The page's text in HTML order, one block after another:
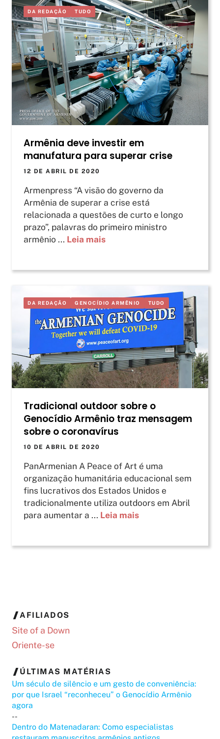
DA REDAÇÃO TUDO
Armênia deve investir em
manufatura para superar crise
12 DE ABRIL DE 2020
Armenpress “A visão do governo da
Armênia de superar a crise está
relacionada a questões de curto e longo
prazo”, palavras do primeiro ministro
armênio ... Leia mais
DA REDAÇÃO GENOCÍDIO ARMÊNIO TUDO
Tradicional outdoor sobre o
Genocídio Armênio traz mensagem
sobre o coronavírus
10 DE ABRIL DE 2020
PanArmenian A Peace of Art é uma
organização humanitária educacional sem
fins lucrativos dos Estados Unidos e
tradicionalmente utiliza outdoors em Abril
para aumentar a ... Leia mais
AFILIADOS
Site of a Down
Oriente-se
ÚLTIMAS MATÉRIAS
Um século de silêncio e um gesto de conveniência:
por que Israel “reconheceu” o Genocídio Armênio
agora
--
Dentro do Matenadaran: Como especialistas